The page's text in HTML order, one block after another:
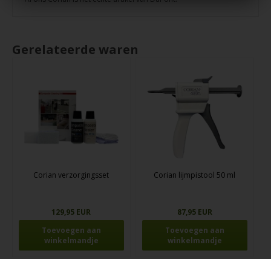
Gerelateerde waren
Corian verzorgingsset
129,95 EUR
Corian lijmpistool 50 ml
87,95 EUR